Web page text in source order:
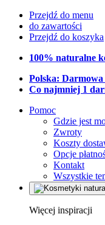
Przejdź do menu
do zawartości
Przejdź do koszyka
100% naturalne
Polska: Darmowa
Co najmniej 1
Pomoc
Gdzie jest
Zwroty
Koszty
Opcje
Kontakt
Wszystkie
Więcej inspiracji